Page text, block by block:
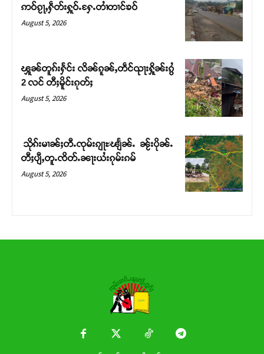
Support SHAN
တႃႇႁႂ်ႈသဵင်ၵၢင်ၸႂ်ၵူၼ်းမိူင်း ၵူႈတီႈၵူႈလႅၼ်ပေႃးတေၸွ
ဝ်ႇၽူႈတွႆႇႁွၵ်ႈ လႆႈယူႇၶႃႈဢေႃႈ။
ဢဝ်ၵႂႃႇႁဵတ်းႁူဝ်ႉႁႄႉတၢႆတၢင်ၶဝ်
August 5, 2026
ၾူၼ်တူၵ်းႁႅင်း လိၼ်ၵူၼ်ႇတဵင်ၺႃးႁိူၼ်းၵွႆ
2 လင် တီႈမိူင်းၵုတ်ႈ
August 5, 2026
သိုၵ်းမၢၼ်ႈတီႉၸုမ်းၵျႃႊၽျႅၼ်ႉ ၼႂ်းပိုၼ်ႉ
တီႈပျီႇတူႉၸိတ်ႉၼႃးယႆးၵုမ်းၵမ်
August 5, 2026